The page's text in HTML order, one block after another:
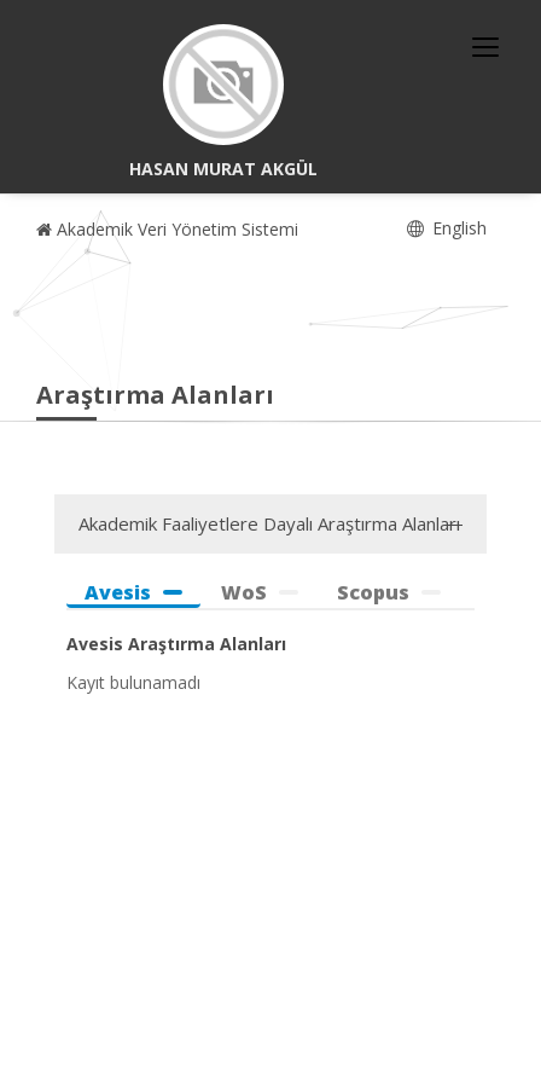
HASAN MURAT AKGÜL
Akademik Veri Yönetim Sistemi English
Araştırma Alanları
Akademik Faaliyetlere Dayalı Araştırma Alanları
Avesis WoS Scopus
Avesis Araştırma Alanları
Kayıt bulunamadı